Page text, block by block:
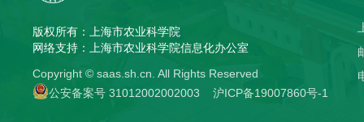
版权所有：上海市农业科学院
网络支持：上海市农业科学院信息化办公室
Copyright © saas.sh.cn. All Rights Reserved
公安备案号 31012002002003 沪ICP备19007860号-1